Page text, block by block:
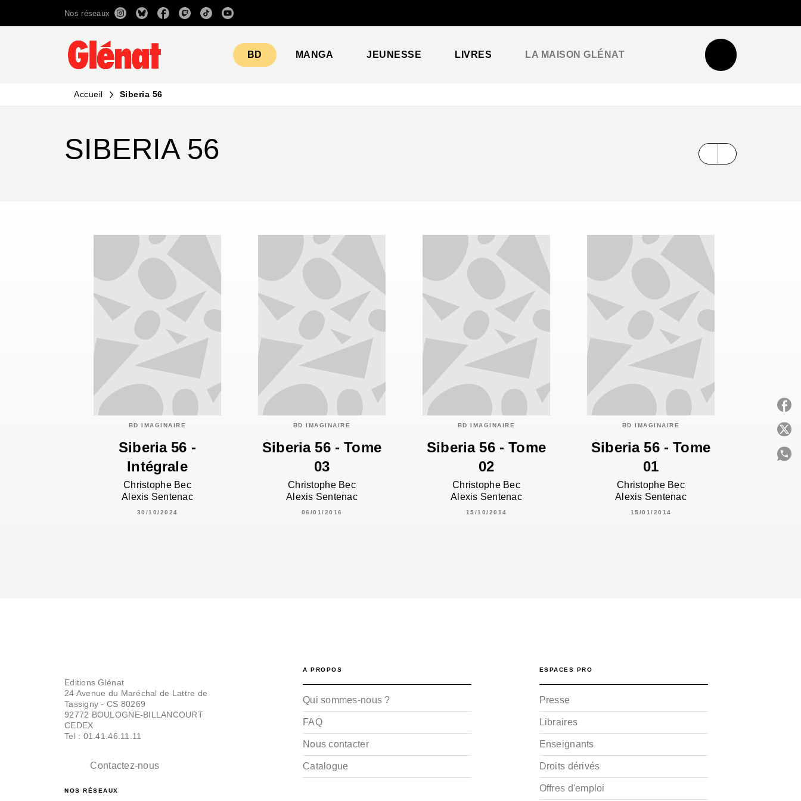
RECHERCHE CONTENU
Nos réseaux
BD MANGA JEUNESSE LIVRES LA MAISON GLÉNAT
Accueil Siberia 56
SIBERIA 56
BD IMAGINAIRE
Siberia 56 -
Intégrale
Christophe Bec
Alexis Sentenac
30/10/2024
BD IMAGINAIRE
Siberia 56 - Tome
03
Christophe Bec
Alexis Sentenac
06/01/2016
BD IMAGINAIRE
Siberia 56 - Tome
02
Christophe Bec
Alexis Sentenac
15/10/2014
BD IMAGINAIRE
Siberia 56 - Tome
01
Christophe Bec
Alexis Sentenac
15/01/2014
Editions Glénat
24 Avenue du Maréchal de Lattre de
Tassigny - CS 80269
92772 BOULOGNE-BILLANCOURT
CEDEX
Tel : 01.41.46.11.11
Contactez-nous
NOS RÉSEAUX
A PROPOS
Qui sommes-nous ?
FAQ
Nous contacter
Catalogue
ESPACES PRO
Presse
Libraires
Enseignants
Droits dérivés
Offres d'emploi